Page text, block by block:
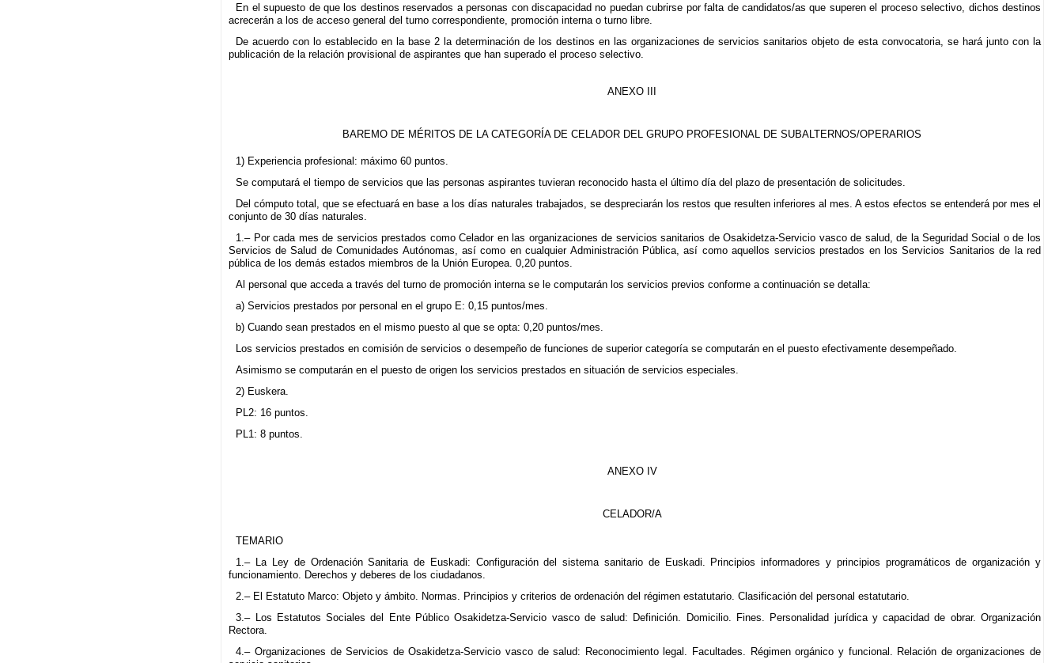
En el supuesto de que los destinos reservados a personas con discapacidad no puedan cubrirse por falta de candidatos/as que superen el proceso selectivo, dichos destinos
acrecerán a los de acceso general del turno correspondiente, promoción interna o turno libre.
De acuerdo con lo establecido en la base 2 la determinación de los destinos en las organizaciones de servicios sanitarios objeto de esta convocatoria, se hará junto con la
publicación de la relación provisional de aspirantes que han superado el proceso selectivo.
ANEXO III
BAREMO DE MÉRITOS DE LA CATEGORÍA DE CELADOR DEL GRUPO PROFESIONAL DE SUBALTERNOS/OPERARIOS
1) Experiencia profesional: máximo 60 puntos.
Se computará el tiempo de servicios que las personas aspirantes tuvieran reconocido hasta el último día del plazo de presentación de solicitudes.
Del cómputo total, que se efectuará en base a los días naturales trabajados, se despreciarán los restos que resulten inferiores al mes. A estos efectos se entenderá por mes el
conjunto de 30 días naturales.
1.– Por cada mes de servicios prestados como Celador en las organizaciones de servicios sanitarios de Osakidetza-Servicio vasco de salud, de la Seguridad Social o de los
Servicios de Salud de Comunidades Autónomas, así como en cualquier Administración Pública, así como aquellos servicios prestados en los Servicios Sanitarios de la red
pública de los demás estados miembros de la Unión Europea. 0,20 puntos.
Al personal que acceda a través del turno de promoción interna se le computarán los servicios previos conforme a continuación se detalla:
a) Servicios prestados por personal en el grupo E: 0,15 puntos/mes.
b) Cuando sean prestados en el mismo puesto al que se opta: 0,20 puntos/mes.
Los servicios prestados en comisión de servicios o desempeño de funciones de superior categoría se computarán en el puesto efectivamente desempeñado.
Asimismo se computarán en el puesto de origen los servicios prestados en situación de servicios especiales.
2) Euskera.
PL2: 16 puntos.
PL1: 8 puntos.
ANEXO IV
CELADOR/A
TEMARIO
1.– La Ley de Ordenación Sanitaria de Euskadi: Configuración del sistema sanitario de Euskadi. Principios informadores y principios programáticos de organización y
funcionamiento. Derechos y deberes de los ciudadanos.
2.– El Estatuto Marco: Objeto y ámbito. Normas. Principios y criterios de ordenación del régimen estatutario. Clasificación del personal estatutario.
3.– Los Estatutos Sociales del Ente Público Osakidetza-Servicio vasco de salud: Definición. Domicilio. Fines. Personalidad jurídica y capacidad de obrar. Organización
Rectora.
4.– Organizaciones de Servicios de Osakidetza-Servicio vasco de salud: Reconocimiento legal. Facultades. Régimen orgánico y funcional. Relación de organizaciones de